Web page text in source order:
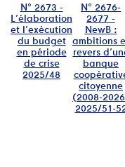
N° 2673 -
L’élaboration
et l’exécution
du budget
en période
de crise
2025/48
N° 2676-
2677 -
NewB :
ambitions
revers
banque
citoyenne
(2008⁠-⁠
2025/51-